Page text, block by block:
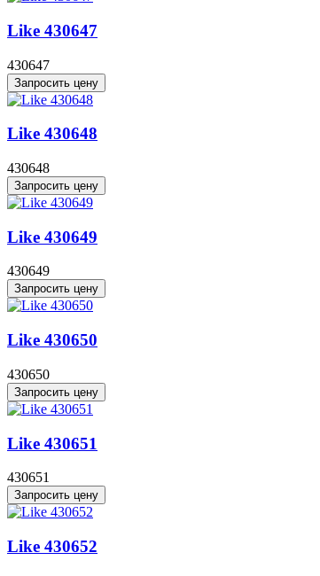
Like 430647
430647
Запросить цену
Like 430648
430648
Запросить цену
Like 430649
430649
Запросить цену
Like 430650
430650
Запросить цену
Like 430651
430651
Запросить цену
Like 430652